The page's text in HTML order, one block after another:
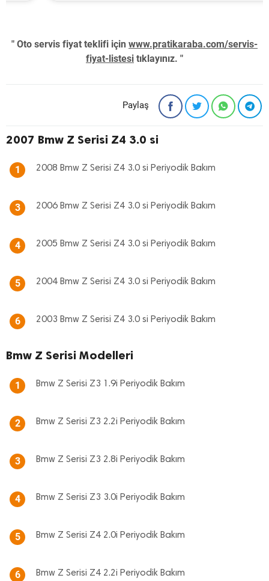
" Oto servis fiyat teklifi için www.pratikaraba.com/servis-
fiyat-listesi tıklayınız. "
Paylaş
2007 Bmw Z Serisi Z4 3.0 si
1 2008 Bmw Z Serisi Z4 3.0 si Periyodik Bakım
3 2006 Bmw Z Serisi Z4 3.0 si Periyodik Bakım
4 2005 Bmw Z Serisi Z4 3.0 si Periyodik Bakım
5 2004 Bmw Z Serisi Z4 3.0 si Periyodik Bakım
6 2003 Bmw Z Serisi Z4 3.0 si Periyodik Bakım
Bmw Z Serisi Modelleri
1 Bmw Z Serisi Z3 1.9i Periyodik Bakım
2 Bmw Z Serisi Z3 2.2i Periyodik Bakım
3 Bmw Z Serisi Z3 2.8i Periyodik Bakım
4 Bmw Z Serisi Z3 3.0i Periyodik Bakım
5 Bmw Z Serisi Z4 2.0i Periyodik Bakım
6 Bmw Z Serisi Z4 2.2i Periyodik Bakım